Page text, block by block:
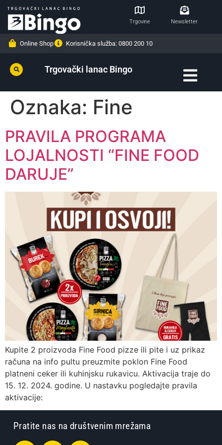
Trgovine Newsletter
Online Shop Korisnička služba: 0800 200 10
Trgovački lanac Bingo
Oznaka: Fine
PRAVILA PROGRAMA
LOJALNOSTI “FINE FOOD
DARUJE”
Kupite 2 proizvoda Fine Food pizze ili pite i uz prikaz
računa na info pultu preuzmite poklon Fine Food
platneni ceker ili kuhinjsku rukavicu. Aktivacija traje do
15. 12. 2024. godine. U nastavku pogledajte pravila
aktivacije:
Pratite nas na društvenim mrežama